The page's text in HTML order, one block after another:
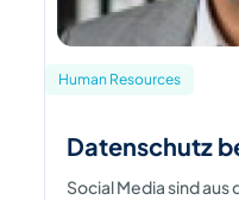
Human Resources
Datenschutz
Social Media sind aus